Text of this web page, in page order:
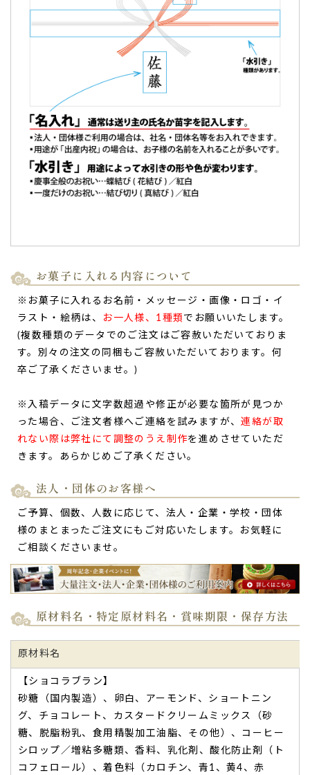
お菓子に入れる内容について
※お菓子に入れるお名前・メッセージ・画像・ロゴ・イ
ラスト・絵柄は、
お一人様、1種類 でお願いいたします。
(複数種類のデータでのご注文はご容赦いただいておりま
す。別々の注文の同梱もご容赦いただいております。何
卒ご了承くださいませ。)
※入稿データに文字数超過や修正が必要な箇所が見つか
った場合、ご注文者様へご連絡を試みますが、連絡が取
れない際は弊社にて調整のうえ制作を進めさせていただ
きます。あらかじめご了承ください。
法人・団体のお客様へ
ご予算、個数、人数に応じて、法人・企業・学校・団体
様のまとまったご注文にもご対応いたします。お気軽に
ご相談くださいませ。
原材料名・特定原材料名・賞味期限・保存方法
原材料名
【ショコラブラン】
砂糖（国内製造）、卵白、アーモンド、ショートニン
グ、チョコレート、カスタードクリームミックス（砂
糖、脱脂粉乳、食用精製加工油脂、その他）、コーヒー
シロップ／増粘多糖類、香料、乳化剤、酸化防止剤（ト
コフェロール）、着色料（カロチン、青1、黄4、赤